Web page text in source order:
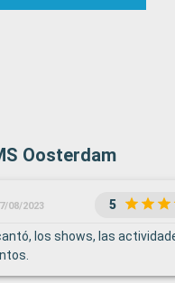
Oosterdam
08/2023 5
los shows, las